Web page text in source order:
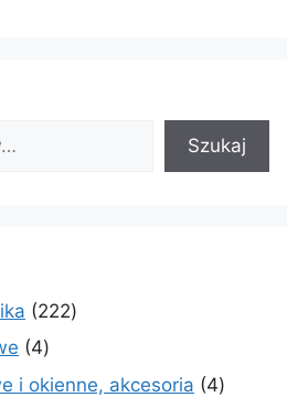
Szukaj
222222
44
produkty
i okienne, akcesoria 44